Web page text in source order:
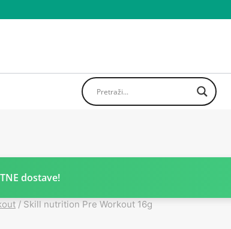
dostave!
/ Skill nutrition Pre Workout 16g